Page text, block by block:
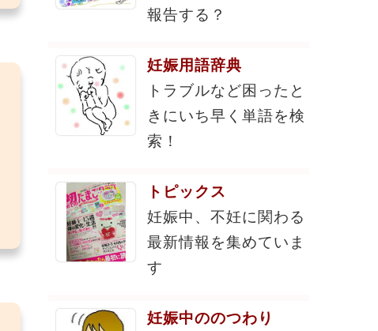
報告する？
妊娠用語辞典
トラブルなど困ったと
きにいち早く単語を検
索！
トピックス
妊娠中、不妊に関わる
最新情報を集めていま
す
妊娠中ののつわり